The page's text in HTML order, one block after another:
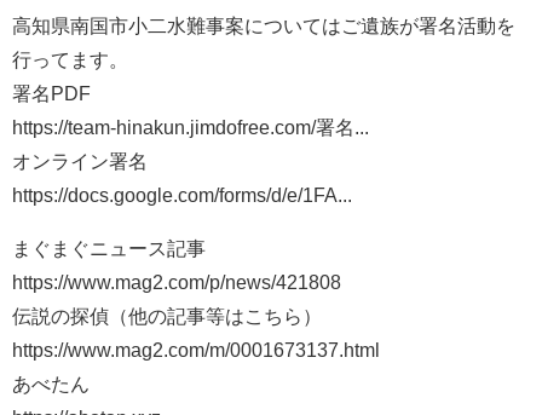
高知県南国市小二水難事案についてはご遺族が署名活動を
行ってます。
署名PDF
https://team-hinakun.jimdofree.com/署名...
オンライン署名
https://docs.google.com/forms/d/e/1FA...
まぐまぐニュース記事
https://www.mag2.com/p/news/421808
伝説の探偵（他の記事等はこちら）
https://www.mag2.com/m/0001673137.html
あべたん